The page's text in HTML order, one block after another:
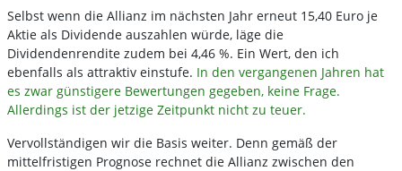
Selbst wenn die Allianz im nächsten Jahr erneut 15,40 Euro je
Aktie als Dividende auszahlen würde, läge die
Dividendenrendite zudem bei 4,46 %. Ein Wert, den ich
ebenfalls als attraktiv einstufe. In den vergangenen Jahren hat
es zwar günstigere Bewertungen gegeben, keine Frage.
Allerdings ist der jetzige Zeitpunkt nicht zu teuer.
Vervollständigen wir die Basis weiter. Denn gemäß der
mittelfristigen Prognose rechnet die Allianz zwischen den